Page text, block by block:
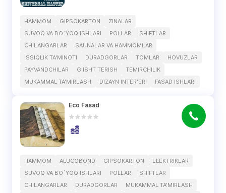
HAMMOM GIPSOKARTON
ZINALAR
SUVOQ VA BO`YOQ ISHLARI
POLLAR
SHIFTLAR
CHILANGARLAR
SAUNALAR VA HAMMOMLAR
ISSIQLIK TA'MINOTI
DURADGORLAR TOMLAR
HOVUZLAR
PAYVANDCHILAR
G'ISHT TERISH
TEMIRCHILIK
MUKAMMAL TA'MIRLASH
DIZAYN INTER'ERI FASAD ISHLARI
Eco Fasad
HAMMOM ALUCOBOND GIPSOKARTON
ELEKTRIKLAR
SUVOQ VA BO`YOQ ISHLARI
POLLAR
SHIFTLAR
CHILANGARLAR
DURADGORLAR
MUKAMMAL TA'MIRLASH